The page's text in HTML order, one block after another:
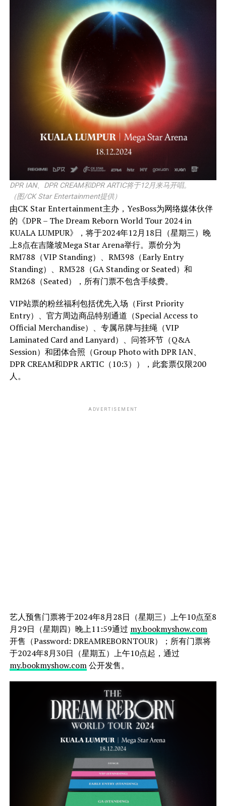
DPR IAN、DPR CREAM和DPR ARTIC将于12月来马开唱。
（图/CK Star Entertainment提供）
由CK Star Entertainment主办，YesBoss为网络媒体伙伴
的《DPR – The Dream Reborn World Tour 2024 in
KUALA LUMPUR》，将于2024年12月18日（星期三）晚
上8点在吉隆坡Mega Star Arena举行。票价分为
RM788（VIP Standing）、RM398（Early Entry
Standing）、RM328（GA Standing or Seated）和
RM268（Seated），所有门票不包含手续费。
VIP站票的粉丝福利包括优先入场（First Priority
Entry）、官方周边商品特别通道（Special Access to
Official Merchandise）、专属吊牌与挂绳（VIP
Laminated Card and Lanyard）、问答环节（Q&A
Session）和团体合照（Group Photo with DPR IAN、
DPR CREAM和DPR ARTIC（10:3）），此套票仅限200
人。
ADVERTISEMENT
艺人预售门票将于2024年8月28日（星期三）上午10点至8
月29日（星期四）晚上11:59通过 my.bookmyshow.com
开售（Password: DREAMREBORNTOUR）；所有门票将
于2024年8月30日（星期五）上午10点起，通过
my.bookmyshow.com公开发售。